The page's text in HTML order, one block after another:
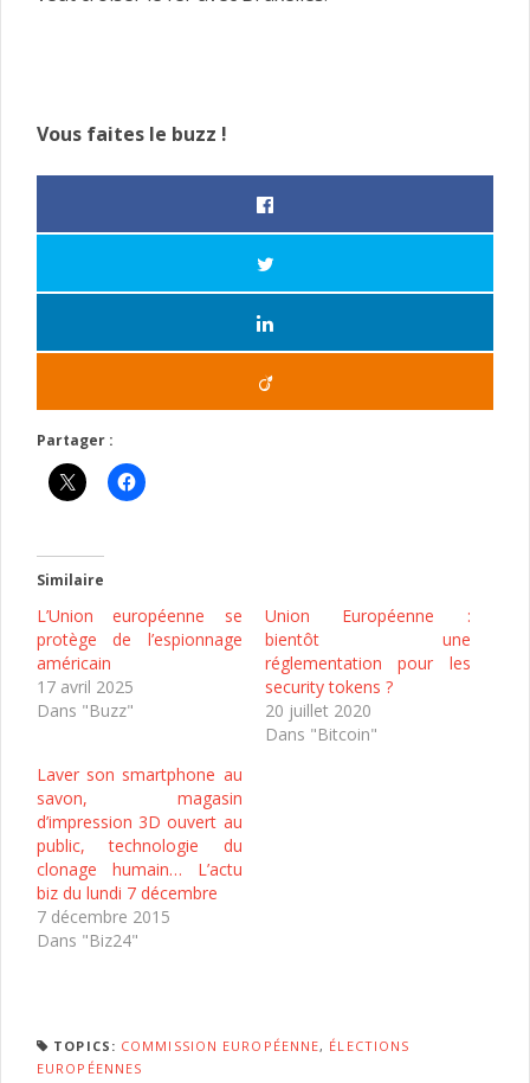
Vous faites le buzz !
Partager :
Similaire
L’Union européenne se
protège de l’espionnage
américain
17 avril 2025
Dans "Buzz"
Union Européenne :
bientôt une
réglementation pour les
security tokens ?
20 juillet 2020
Dans "Bitcoin"
Laver son smartphone au
savon, magasin
d’impression 3D ouvert au
public, technologie du
clonage humain… L’actu
biz du lundi 7 décembre
7 décembre 2015
Dans "Biz24"
TOPICS: COMMISSION EUROPÉENNE, ÉLECTIONS
EUROPÉENNES